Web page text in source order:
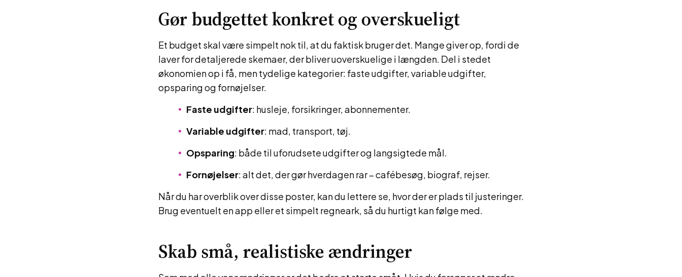
Gør budgettet konkret og overskueligt
Et budget skal være simpelt nok til, at du faktisk bruger det. Mange giver op, fordi de
laver for detaljerede skemaer, der bliver uoverskuelige i længden. Del i stedet
økonomien op i få, men tydelige kategorier: faste udgifter, variable udgifter,
opsparing og fornøjelser.
Faste udgifter: husleje, forsikringer, abonnementer.
Variable udgifter: mad, transport, tøj.
Opsparing: både til uforudsete udgifter og langsigtede mål.
Fornøjelser: alt det, der gør hverdagen rar – cafébesøg, biograf, rejser.
Når du har overblik over disse poster, kan du lettere se, hvor der er plads til justeringer.
Brug eventuelt en app eller et simpelt regneark, så du hurtigt kan følge med.
Skab små, realistiske ændringer